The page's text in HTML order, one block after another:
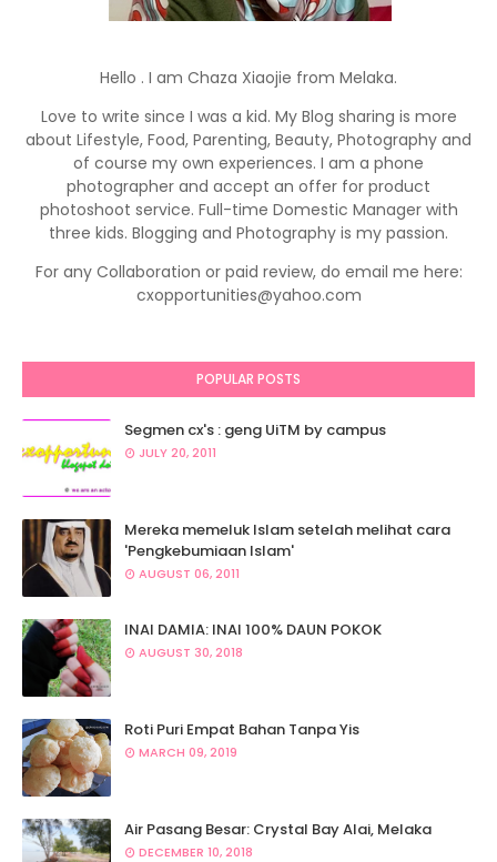
Hello . I am Chaza Xiaojie from Melaka.
Love to write since I was a kid. My Blog sharing is more
about Lifestyle, Food, Parenting, Beauty, Photography and
of course my own experiences. I am a phone
photographer and accept an offer for product
photoshoot service. Full-time Domestic Manager with
three kids. Blogging and Photography is my passion.
For any Collaboration or paid review, do email me here:
cxopportunities@yahoo.com
POPULAR POSTS
Segmen cx's : geng UiTM by campus
JULY 20, 2011
Mereka memeluk Islam setelah melihat cara
'Pengkebumiaan Islam'
AUGUST 06, 2011
INAI DAMIA: INAI 100% DAUN POKOK
AUGUST 30, 2018
Roti Puri Empat Bahan Tanpa Yis
MARCH 09, 2019
Air Pasang Besar: Crystal Bay Alai, Melaka
DECEMBER 10, 2018